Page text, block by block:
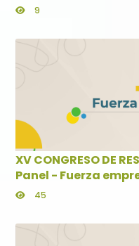
9
XV CONGRESO DE
Panel - Fuerza
45